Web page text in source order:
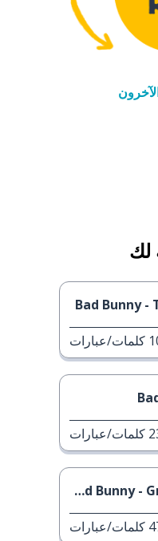
لك
Bad Bunny -
كلمات/عبارات
كلمات/عبارات
Bad Bunny
كلمات/عبارات